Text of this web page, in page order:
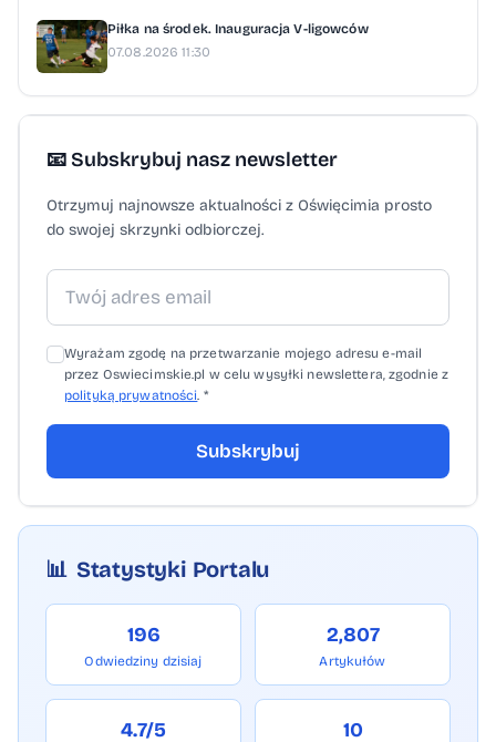
Piłka na środek. Inauguracja V-ligowców
07.08.2026 11:30
📧 Subskrybuj nasz newsletter
Otrzymuj najnowsze aktualności z Oświęcimia prosto
do swojej skrzynki odbiorczej.
Wyrażam zgodę na przetwarzanie mojego adresu e-mail
przez Oswiecimskie.pl w celu wysyłki newslettera, zgodnie z
polityką prywatności. *
Subskrybuj
📊 Statystyki Portalu
196
Odwiedziny dzisiaj
2,807
Artykułów
4.7/5 10